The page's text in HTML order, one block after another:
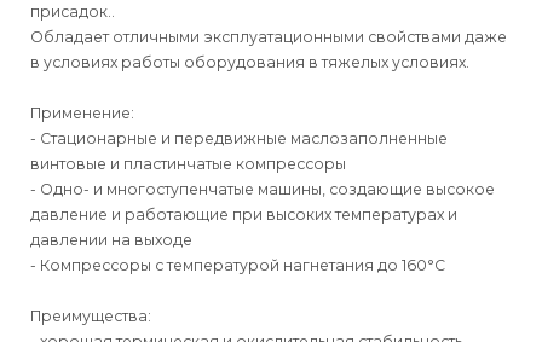
присадок..
Обладает отличными эксплуатационными свойствами даже
в условиях работы оборудования в тяжелых условиях.
Применение:
- Стационарные и передвижные маслозаполненные
винтовые и пластинчатые компрессоры
- Одно- и многоступенчатые машины, создающие высокое
давление и работающие при высоких температурах и
давлении на выходе
- Компрессоры с температурой нагнетания до 160°C
Преимущества: